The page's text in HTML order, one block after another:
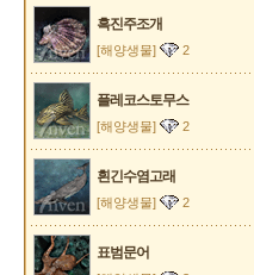
흑진주조개
[해양생물] 2
플레코스토무스
[해양생물] 2
흰긴수염고래
[해양생물] 2
표범문어